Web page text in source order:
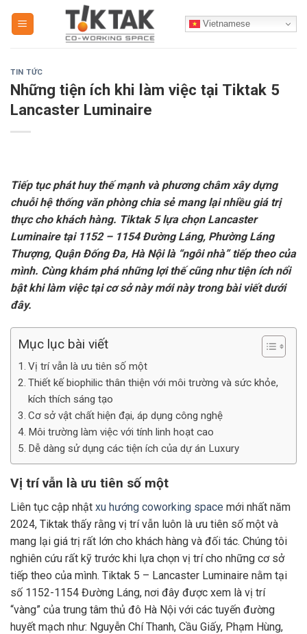
Vietnamese
TIN TỨC
Những tiện ích khi làm việc tại Tiktak 5
Lancaster Luminaire
Tiếp tục phát huy thế mạnh và phương châm xây dựng
chuỗi hệ thống văn phòng chia sẻ mang lại nhiều giá trị
thực cho khách hàng. Tiktak 5 lựa chọn Lancaster
Luminaire tại 1152 – 1154 Đường Láng, Phường Láng
Thượng, Quận Đống Đa, Hà Nội là “ngôi nhà” tiếp theo của
mình. Cùng khám phá những lợi thế cũng như tiện ích nổi
bật khi làm việc tại cơ sở này mới này trong bài viết dưới
đây.
Mục lục bài viết
Vị trí vẫn là ưu tiên số một
Thiết kế biophilic thân thiện với môi trường và sức khỏe,
kích thích sáng tạo
Cơ sở vật chất hiện đại, áp dụng công nghệ
Môi trường làm việc với tính linh hoạt cao
Dễ dàng sử dụng các tiện ích của dự án Luxury
Vị trí vẫn là ưu tiên số một
Liên tục cập nhật xu hướng coworking space mới nhất năm
2024, Tiktak thấy rằng vị trí vẫn luôn là ưu tiên số một và
mang lại giá trị rất lớn cho khách hàng và đối tác. Chúng tôi
nghiên cứu rất kỹ trước khi lựa chọn vị trí cho những cơ sở
tiếp theo của mình. Tiktak 5 – Lancaster Luminaire nằm tại
số 1152-1154 Đường Láng, nơi đây được xem là vị trí
“vàng” của trung tâm thủ đô Hà Nội với các tuyến đường
huyết mạch như: Nguyễn Chí Thanh, Cầu Giấy, Phạm Hùng,